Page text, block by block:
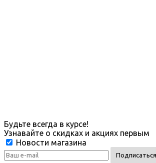
Будьте всегда в курсе!
Узнавайте о скидках и акциях первым
Новости магазина